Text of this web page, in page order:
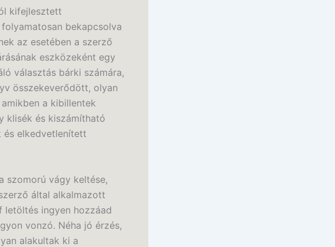
kifejlesztett
bekapcsolva
az esetében a szerző
eszközeként egy
választás bárki számára,
összekeverődött, olyan
a kibillentek
klisék és kiszámítható
és elkedvetlenített
szomorú vágy keltése,
által alkalmazott
letöltés ingyen hozzáad
vonzó. Néha jó érzés,
alakultak ki a